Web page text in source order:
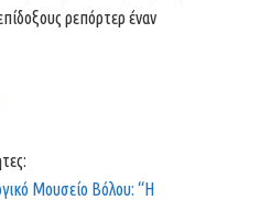
ρεπόρτερ έναν
Μουσείο Βόλου: “Η